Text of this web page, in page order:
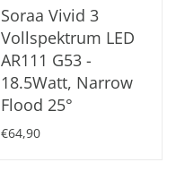
Soraa Vivid 3
Vollspektrum LED
AR111 G53 -
18.5Watt, Narrow
Flood 25°
€64,90